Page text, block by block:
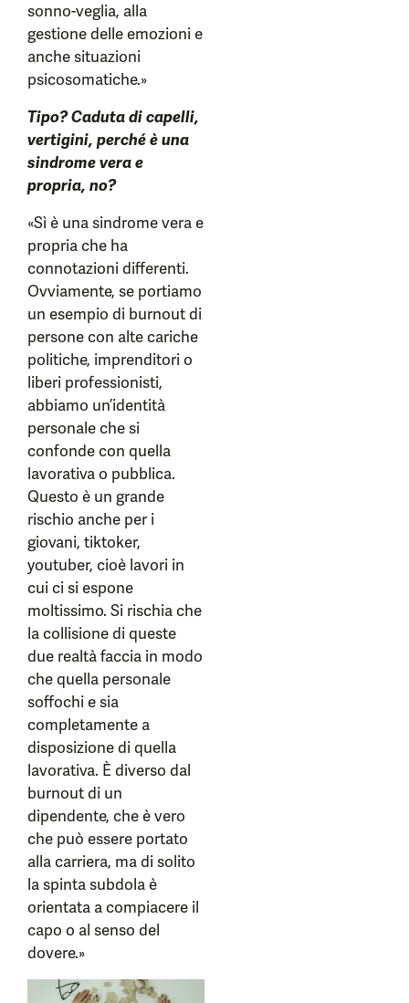
sonno-veglia, alla
gestione delle emozioni e
anche situazioni
psicosomatiche.»
Tipo? Caduta di capelli,
vertigini, perché è una
sindrome vera e
propria, no?
«Sì è una sindrome vera e
propria che ha
connotazioni differenti.
Ovviamente, se portiamo
un esempio di burnout di
persone con alte cariche
politiche, imprenditori o
liberi professionisti,
abbiamo un’identità
personale che si
confonde con quella
lavorativa o pubblica.
Questo è un grande
rischio anche per i
giovani, tiktoker,
youtuber, cioè lavori in
cui ci si espone
moltissimo. Si rischia che
la collisione di queste
due realtà faccia in modo
che quella personale
soffochi e sia
completamente a
disposizione di quella
lavorativa. È diverso dal
burnout di un
dipendente, che è vero
che può essere portato
alla carriera, ma di solito
la spinta subdola è
orientata a compiacere il
capo o al senso del
dovere.»